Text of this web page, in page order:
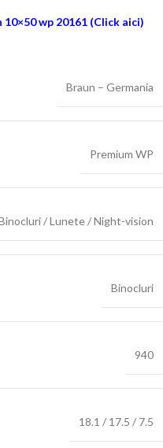
wp 20161 (Click aici)
Braun – Germania
Premium WP
/ Lunete / Night-vision
Binocluri
940
18.1 / 17.5 / 7.5